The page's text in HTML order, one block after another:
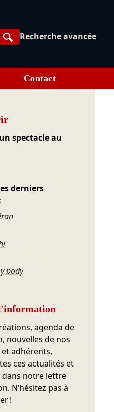
Rechercher
Recherche avancée
Contact
spectacle au
derniers
body
agenda de
nouvelles de nos
adhérents,
ces actualités et
dans notre lettre
N’hésitez pas à
!